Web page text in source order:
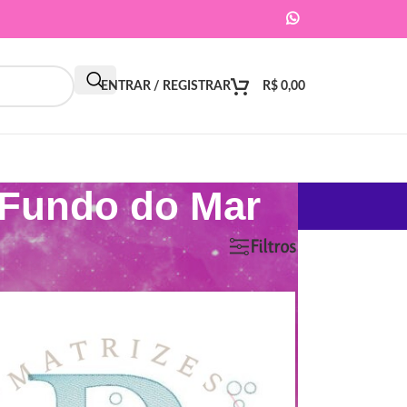
ENTRAR / REGISTRAR R$ 0,00
do Mar
9 18 24 Filtros